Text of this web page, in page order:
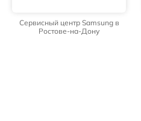
Сервисный центр Samsung в
Ростове-на-Дону